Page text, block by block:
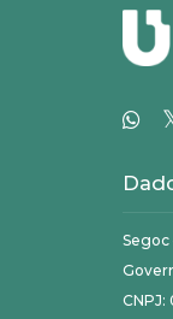
Segoc
CNPJ: